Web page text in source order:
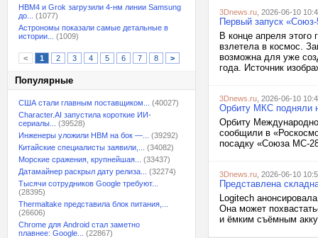
HBM4 и Grok загрузили 4-нм линии Samsung
до...
(1077)
Астрономы показали самые детальные в
истории...
(1009)
< 1 2 3 4 5 6 7 8 >
Популярные
США стали главным поставщиком...
(40027)
Character.AI запустила короткие ИИ-
сериалы...
(39528)
Инженеры уложили HBM на бок —...
(39292)
Китайские специалисты заявили,...
(34082)
Морские сражения, крупнейшая...
(33437)
Датамайнер раскрыл дату релиза...
(32274)
Тысячи сотрудников Google требуют...
(28395)
Thermaltake представила блок питания,...
(26606)
Chrome для Android стал заметно
плавнее: Google...
(22867)
3Dnews.ru , 2026-06-10
Первый запуск
В конце апреля
взлетела в космос.
возможна для уже
года. Источник
3Dnews.ru , 2026-06-10
Орбиту МКС подняли
Орбиту
сообщили в
посадку «Союза МС-
3Dnews.ru , 2026-06-10
Представлена
Logitech
Она может
и ёмким съёмным